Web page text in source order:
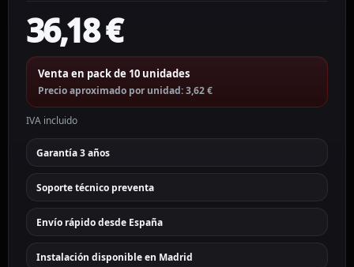
36,18€
Venta en pack de 10 unidades
Precio aproximado por unidad: 3,62 €
IVA incluido
Garantía 3 años
Soporte técnico preventa
Envío rápido desde España
Instalación disponible en Madrid